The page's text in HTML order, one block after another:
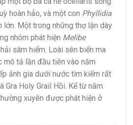
hoàn hảo, và một con Phyllidia
lớn. Một trong những thợ lặn dày
nhóm phát hiện Melibe
sâm hiếm. Loài sên biển ma
mô tả lần đầu tiên vào năm
ảnh gia dưới nước tìm kiếm rất
Gra Holy Grail Hồi. Kể từ năm
xuyên được phát hiện ở